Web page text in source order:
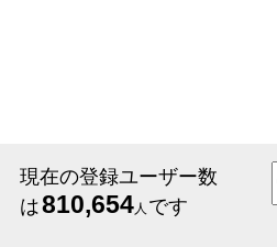
現在の登録ユーザー数
は810,654人 です